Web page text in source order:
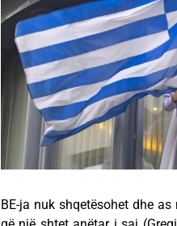
BE-ja nuk shqetësohet dhe